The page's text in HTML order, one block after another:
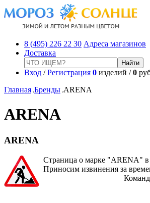
8 (495) 226 22 30 Адреса магазинов
Доставка
Вход /Регистрация 0 изделий /0
Главная Бренды ARENA
ARENA
ARENA
Страница о марке "ARENA" в
Приносим извинения за
Команда